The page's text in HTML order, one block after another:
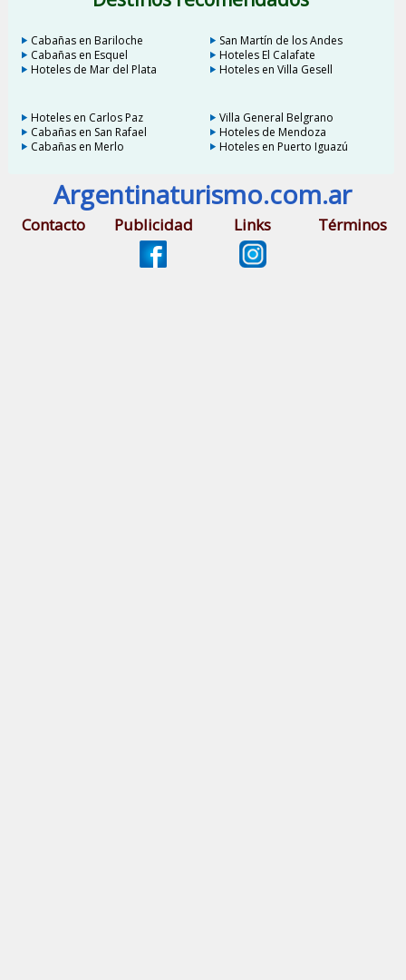
Cabañas en Bariloche
San Martín de los Andes
Cabañas en Esquel
Hoteles El Calafate
Hoteles de Mar del Plata
Hoteles en Villa Gesell
Hoteles en Carlos Paz
Villa General Belgrano
Cabañas en San Rafael
Hoteles de Mendoza
Cabañas en Merlo
Hoteles en Puerto Iguazú
Argentinaturismo.com.ar
Contacto Publicidad Links Términos